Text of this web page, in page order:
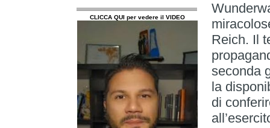
CLICCA QUI per vedere il VIDEO
Reich. Il
seconda
la
di